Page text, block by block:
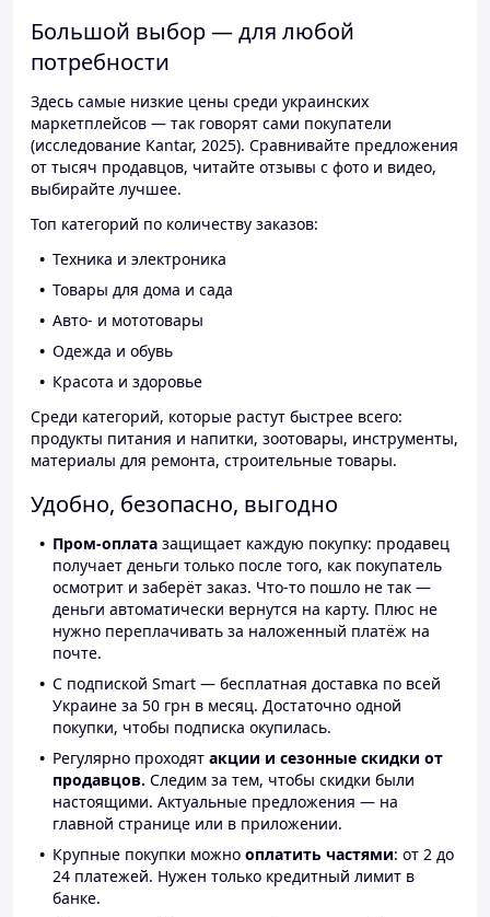
Большой выбор — для любой
потребности
Здесь самые низкие цены среди украинских
маркетплейсов — так говорят сами покупатели
(исследование Kantar, 2025). Сравнивайте предложения
от тысяч продавцов, читайте отзывы с фото и видео,
выбирайте лучшее.
Топ категорий по количеству заказов:
Техника и электроника
Товары для дома и сада
Авто- и мототовары
Одежда и обувь
Красота и здоровье
Среди категорий, которые растут быстрее всего:
продукты питания и напитки, зоотовары, инструменты,
материалы для ремонта, строительные товары.
Удобно, безопасно, выгодно
Пром-оплата защищает каждую покупку: продавец
получает деньги только после того, как покупатель
осмотрит и заберёт заказ. Что-то пошло не так —
деньги автоматически вернутся на карту. Плюс не
нужно переплачивать за наложенный платёж на
почте.
С подпиской Smart — бесплатная доставка по всей
Украине за 50 грн в месяц. Достаточно одной
покупки, чтобы подписка окупилась.
Регулярно проходят акции и сезонные скидки от
продавцов. Следим за тем, чтобы скидки были
настоящими. Актуальные предложения — на
главной странице или в приложении.
Крупные покупки можно оплатить частями: от 2 до
24 платежей. Нужен только кредитный лимит в
банке.